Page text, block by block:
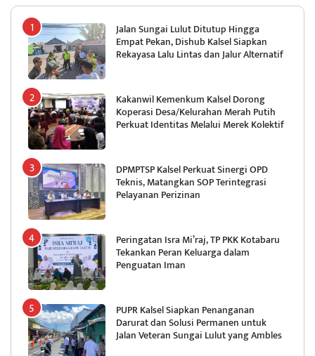
Jalan Sungai Lulut Ditutup Hingga
Empat Pekan, Dishub Kalsel Siapkan
Rekayasa Lalu Lintas dan Jalur Alternatif
Kakanwil Kemenkum Kalsel Dorong
Koperasi Desa/Kelurahan Merah Putih
Perkuat Identitas Melalui Merek Kolektif
DPMPTSP Kalsel Perkuat Sinergi OPD
Teknis, Matangkan SOP Terintegrasi
Pelayanan Perizinan
Peringatan Isra Mi’raj, TP PKK Kotabaru
Tekankan Peran Keluarga dalam
Penguatan Iman
PUPR Kalsel Siapkan Penanganan
Darurat dan Solusi Permanen untuk
Jalan Veteran Sungai Lulut yang Ambles